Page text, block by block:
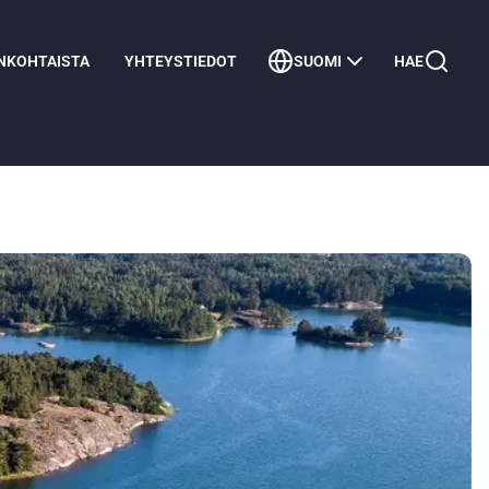
YHTEYSTIEDOT SUOMI HAE